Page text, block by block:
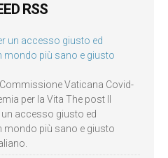
RSS
un accesso giusto ed
mondo più sano e giusto
Vaticana Covid-
per la Vita The post Il
accesso giusto ed
mondo più sano e giusto